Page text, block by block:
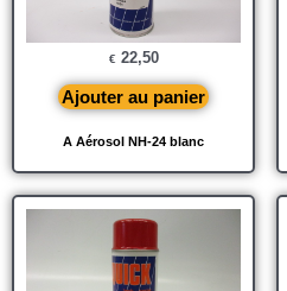
A Aérosol NH-24 blanc
€ 22,50
Ajouter au panier